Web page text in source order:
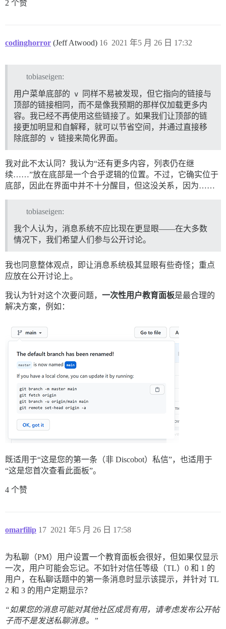
2 个赞
codinghorror (Jeff Atwood) 2021 年5 月 26 日 17:32
16
tobiaseigen:
用户菜单底部的 v
同样不易被发现，但它指向的链接与
顶部的链接相同，而不是像我预期的那样仅加载更多内
容。我已经不再使用这些链接了。如果我们让顶部的链
接更加明显和自解释，就可以节省空间，并通过直接移
除底部的 v 链接来简化界面。
我对此不太认同？我认为“还有更多内容，列表仍在继
续……”放在底部是一个合乎逻辑的位置。不过，它确实位于
底部，因此在界面中并不十分醒目，但这没关系，因为……
tobiaseigen:
我个人认为，消息系统不应比现在更显眼——在大多数
情况下，我们希望人们参与公开讨论。
我也同意整体观点，即让消息系统极其显眼有些奇怪；重点
应放在公开讨论上。
我认为针对这个次要问题， 一次性用户教育面板是最合理的
解决方案，例如：
既适用于“这是您的第一条（非 Discobot）私信”，也适用于
“这是您首次查看此面板”。
4 个赞
omarfilip 2021 年5 月 26 日 17:58
17
为私聊（PM）用户设置一个教育面板会很好，但如果仅显示
一次，用户可能会忘记。不如针对信任等级（TL）0 和 1 的
用户，在私聊话题中的第一条消息时显示该提示，并针对 TL
2 和 3 的用户定期显示？
“如果您的消息可能对其他社区成员有用，请考虑发布公开帖
子而不是发送私聊消息。”